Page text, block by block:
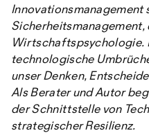
Innovationsmanagement
Wirtschaftspsychologie.
technologische
unser Denken,
Als Berater und Autor
der Schnittstelle von
strategischer Resilienz.